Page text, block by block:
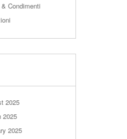
Condimenti
2025
2025
2025